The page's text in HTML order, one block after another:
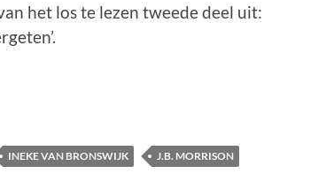
het los te lezen tweede deel uit:
INEKE VAN BRONSWIJK J.B. MORRISON